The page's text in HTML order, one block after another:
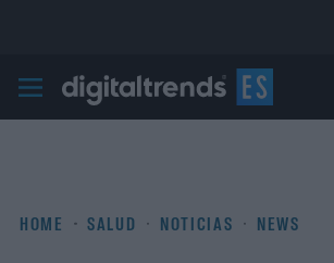
Digital Trends Español
HOME SALUD NOTICIAS NEWS